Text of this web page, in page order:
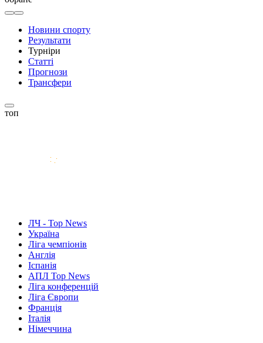
Новини спорту
Результати
Турніри
Статті
Прогнози
Трансфери
топ
ЛЧ - Top News
Україна
Ліга чемпіонів
Англія
Іспанія
АПЛ Top News
Ліга конференцій
Ліга Європи
Франція
Італія
Німеччина